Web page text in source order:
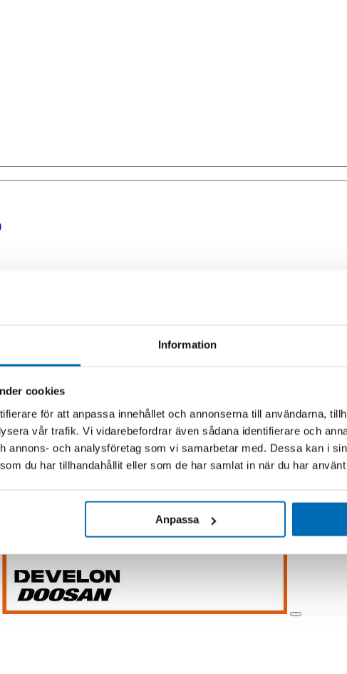
Information
cookies
för att anpassa innehållet och annonserna till användarna,
vår trafik. Vi vidarebefordrar även sådana identifierare och
annons- och analysföretag som vi samarbetar med. Dessa kan i
du har tillhandahållit eller som de har samlat in när du har
Anpassa
1175-1210)